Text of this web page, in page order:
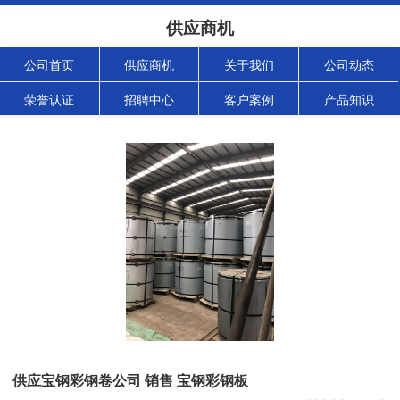
供应商机
公司首页 供应商机 关于我们 公司动态
荣誉认证 招聘中心 客户案例 产品知识
供应宝钢彩钢卷公司 销售 宝钢彩钢板